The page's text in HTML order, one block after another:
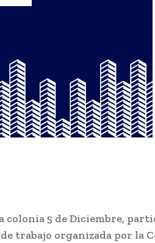
colonia 5 de Diciembre,
trabajo organizada por la